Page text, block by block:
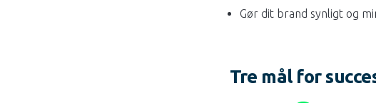
Gør dit brand synligt og
Tre mål for